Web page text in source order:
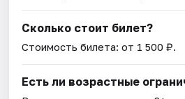
Сколько стоит билет?
Стоимость билета: от 1 500 ₽.
Есть ли возрастные